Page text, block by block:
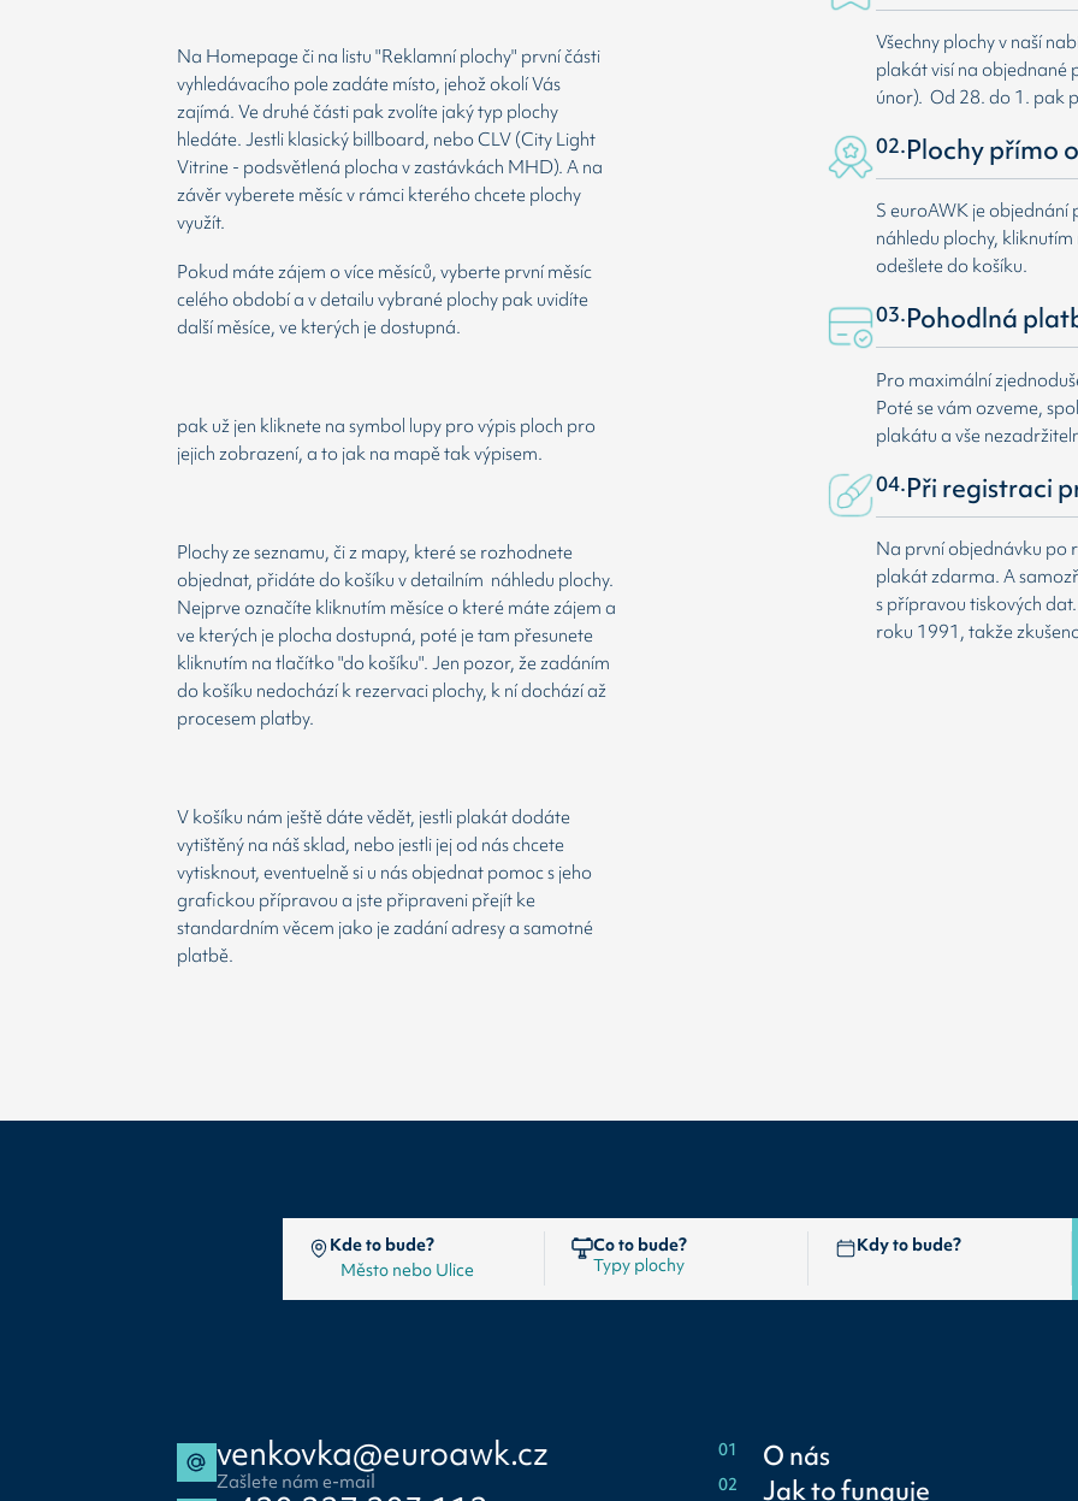
Na Homepage či na listu "Reklamní plochy" první části
vyhledávacího pole zadáte místo, jehož okolí Vás
zajímá. Ve druhé části pak zvolíte jaký typ plochy
hledáte. Jestli klasický billboard, nebo CLV (City Light
Vitrine - podsvětlená plocha v zastávkách MHD). A na
závěr vyberete měsíc v rámci kterého chcete plochy
využít.
Pokud máte zájem o více měsíců, vyberte první měsíc
celého období a v detailu vybrané plochy pak uvidíte
další měsíce, ve kterých je dostupná.
pak už jen kliknete na symbol lupy pro výpis ploch pro
jejich zobrazení, a to jak na mapě tak výpisem.
Plochy ze seznamu, či z mapy, které se rozhodnete
objednat, přidáte do košíku v detailním náhledu plochy.
Nejprve označíte kliknutím měsíce o které máte zájem a
ve kterých je plocha dostupná, poté je tam přesunete
kliknutím na tlačítko "do košíku". Jen pozor, že zadáním
do košíku nedochází k rezervaci plochy, k ní dochází až
procesem platby.
V košíku nám ještě dáte vědět, jestli plakát dodáte
vytištěný na náš sklad, nebo jestli jej od nás chcete
vytisknout, eventuelně si u nás objednat pomoc s jeho
grafickou přípravou a jste připraveni přejít ke
standardním věcem jako je zadání adresy a samotné
platbě.
Všechny plochy v naší
plakát visí na objednané
únor). Od 28. do 1. pak
02.Plochy přímo
S euroAWK je objednání
náhledu plochy,
odešlete do košíku.
03.Pohodlná
Pro maximální
Poté se vám ozveme,
plakátu a vše
04.Při registraci
Na první objednávku po
plakát zdarma. A
s přípravou tiskových
roku 1991, takže
Kde to bude? Co to bude? Kdy to bude?
venkovka@euroawk.cz
Zašlete nám e-mail
01 O nás
02 Jak to funguje